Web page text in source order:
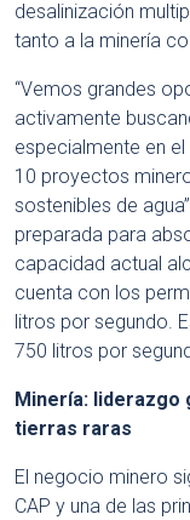
desalinización
tanto a la minería
“Vemos grandes
activamente
especialmente en
10 proyectos
sostenibles de
preparada para
capacidad actual
cuenta con los
litros por segundo.
750 litros por
Minería: liderazgo
tierras raras
El negocio minero
CAP y una de las